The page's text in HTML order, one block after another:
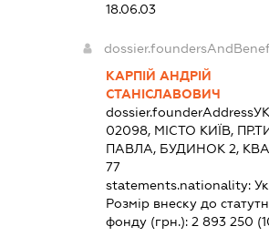
18.06.03
КАРПІЙ АНДРІЙ
СТАНІСЛАВОВИЧ
dossier.founderAddress
02098, МІСТО КИЇВ,
ПАВЛА, БУДИНОК 2,
77
statements.nationality:
Розмір внеску до
фонду (грн.): 2 893 250